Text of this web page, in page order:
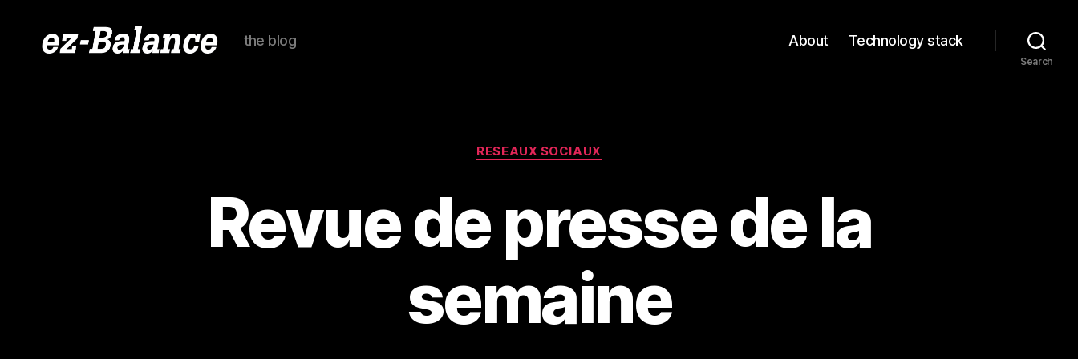
the blog About Technology stack
Search
Categories
RESEAUX SOCIAUX
Revue de presse de la
semaine